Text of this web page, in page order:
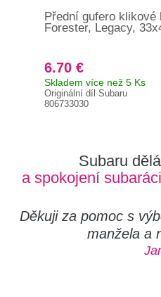
Přední gufero klikové
Forester, Legacy,
6.70 €
Skladem více než 5 Ks
Originální díl Subaru
806733030
Subaru
a spokojení
Děkuji za pomoc s
manžela a